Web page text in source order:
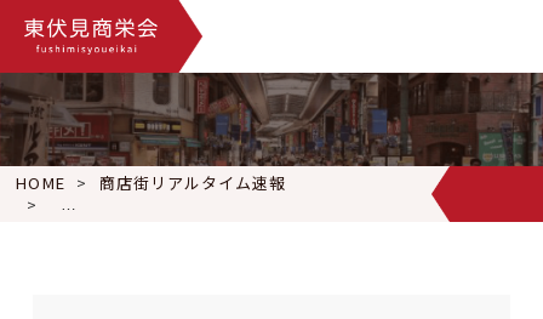
HOME
商店街リアルタイム速報
5/22(日)に参加させていただく東仁学生会館です
食事付の通